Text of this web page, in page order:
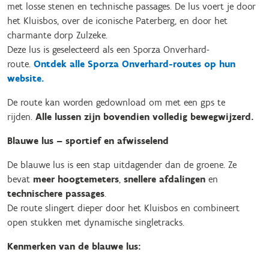
met losse stenen en technische passages. De lus voert je door
het Kluisbos, over de iconische Paterberg, en door het
charmante dorp Zulzeke.
Deze lus is geselecteerd als een Sporza Onverhard-
route. Ontdek alle Sporza Onverhard-routes op hun
website.
De route kan worden gedownload om met een gps te
rijden. Alle lussen zijn bovendien volledig bewegwijzerd.
Blauwe lus – sportief en afwisselend
De blauwe lus is een stap uitdagender dan de groene. Ze
bevat meer hoogtemeters, snellere afdalingen en
technischere passages.
De route slingert dieper door het Kluisbos en combineert
open stukken met dynamische singletracks.
Kenmerken van de blauwe lus: